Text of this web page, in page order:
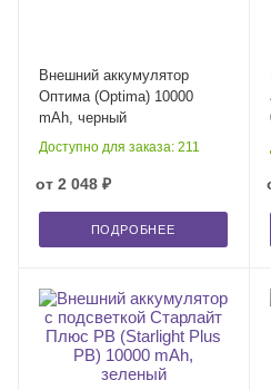
Внешний аккумулятор
Оптима (Optima) 10000
mAh, черный
Доступно для заказа: 211
от 2 048 ₽
ПОДРОБНЕЕ